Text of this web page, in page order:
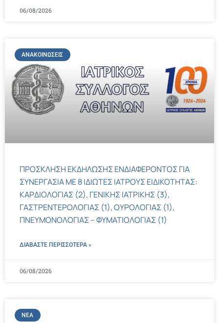
06/08/2026
ΑΝΑΚΟΙΝΏΣΕΙΣ
ΠΡΟΣΚΛΗΣΗ ΕΚΔΗΛΩΣΗΣ ΕΝΔΙΑΦΕΡΟΝΤΟΣ ΓΙΑ
ΣΥΝΕΡΓΑΣΙΑ ΜΕ 8 ΙΔΙΩΤΕΣ ΙΑΤΡΟΥΣ ΕΙΔΙΚΟΤΗΤΑΣ:
ΚΑΡΔΙΟΛΟΓΙΑΣ (2), ΓΕΝΙΚΗΣ ΙΑΤΡΙΚΗΣ (3),
ΓΑΣΤΡΕΝΤΕΡΟΛΟΓΙΑΣ (1), ΟΥΡΟΛΟΓΙΑΣ (1),
ΠΝΕΥΜΟΝΟΛΟΓΙΑΣ – ΦΥΜΑΤΙΟΛΟΓΙΑΣ (1)
ΔΙΑΒΑΣΤΕ ΠΕΡΙΣΣΌΤΕΡΑ »
06/08/2026
ΝΈΑ